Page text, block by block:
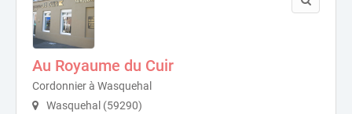
Au Royaume du Cuir
Cordonnier à Wasquehal
Wasquehal (59290)